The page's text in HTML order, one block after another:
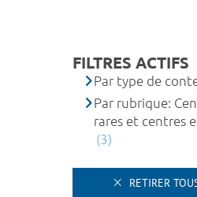
FILTRES ACTIFS
Par type de
Par rubrique:
rares et centres
(3)
RETIRER